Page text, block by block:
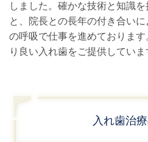
しました。確かな技術と知識
と、院長との長年の付き合い
の呼吸で仕事を進めておりま
り良い入れ歯をご提供していま
入れ歯治